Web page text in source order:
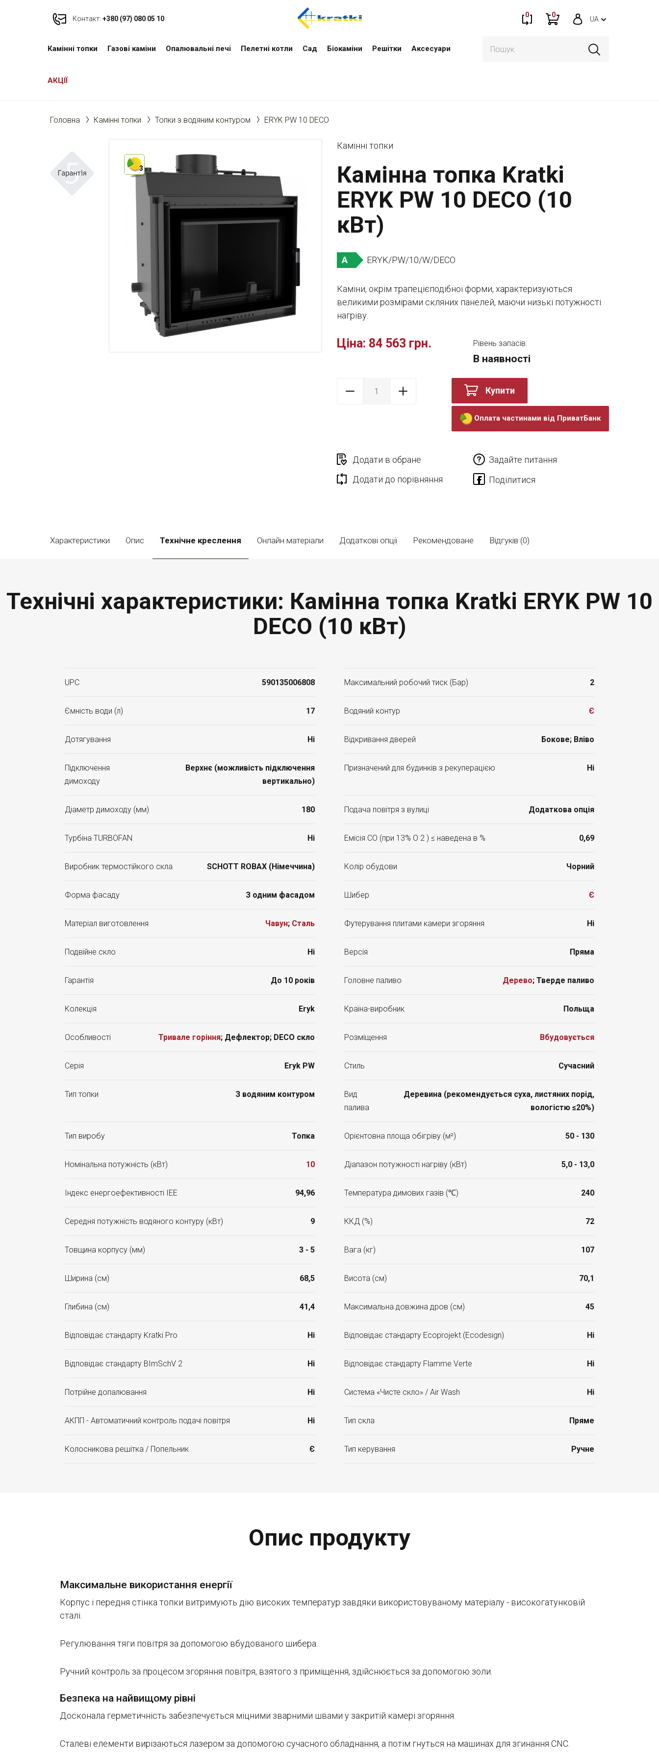
Контакт: +380 (97) 080 05 10 0 0
UA
Камінні топки Газові каміни Опалювальні печі Пелетні котли Cад Біокаміни Решітки Аксесуари
АКЦІЇ
Головна Камінні топки Топки з водяним контуром ERYK PW 10 DECO
3
Камінні топки
Камінна топка Kratki
ERYK PW 10 DECO (10
кВт)
A ERYK/PW/10/W/DECO
Каміни, окрім трапецієподібної форми, характеризуються
великими розмірами скляних панелей, маючи низькі потужності
нагріву.
Ціна: 84 563 грн. Рівень запасів:
В наявності
Купити
Оплата частинами від ПриватБанк
Додати в обране
Задайте питання
Додати до порівняння
Характеристики Опис Технічне креслення Онлайн матеріали Додаткові опції Рекомендоване Відгуків (0)
Технічні характеристики: Камінна топка Kratki ERYK PW 10
DECO (10 кВт)
UPC 590135006808 Максимальний робочий тиск (Бар) 2
Ємність води (л) 17 Водяний контур Є
Дотягування Ні Відкривання дверей Бокове; Вліво
Підключення
димоходу
Верхнє (можливість підключення
вертикально)
Призначений для будинків з рекуперацією Ні
Діаметр димоходу (мм) 180 Подача повітря з вулиці Додаткова опція
Турбіна TURBOFAN Ні Емісія CO (при 13% O 2 ) ≤ наведена в % 0,69
Виробник термостійкого скла SCHOTT ROBAX (Німеччина) Колір обудови Чорний
Форма фасаду З одним фасадом Шибер Є
Матеріал виготовлення Чавун; Сталь Футерування плитами камери згоряння Ні
Подвійне скло Ні Версія Пряма
Гарантія До 10 років Головне паливо Дерево; Тверде паливо
Колекція Eryk Країна-виробник Польща
Особливості Тривале горіння; Дефлектор; DECO скло Розміщення Вбудовується
Серія Eryk PW Стиль Сучасний
Тип топки З водяним контуром
Вид
палива
Деревина (рекомендується суха, листяних порід,
вологістю ≤20%)
Тип виробу Топка Орієнтовна площа обігріву (м²) 50 - 130
Номінальна потужність (кВт) 10 Діапазон потужності нагріву (кВт) 5,0 - 13,0
Індекс енергоефективності ІЕЕ 94,96 Температура димових газів (℃) 240
Середня потужність водяного контуру (кВт) 9 ККД (%) 72
Товщина корпусу (мм) 3 - 5 Вага (кг) 107
Ширина (см) 68,5 Висота (см) 70,1
Глибина (см) 41,4 Максимальна довжина дров (см) 45
Відповідає стандарту Kratki Pro Ні Відповідає стандарту Ecoprojekt (Ecodesign) Ні
Відповідає стандарту BImSchV 2 Ні Відповідає стандарту Flamme Verte Ні
Потрійне допалювання Ні Система «Чисте скло» / Air Wash Ні
АКПП - Автоматичний контроль подачі повітря Ні Тип скла Пряме
Колосникова решітка / Попельник Є Тип керування Ручне
Опис продукту
Максимальне використання енергії
Корпус і передня стінка топки витримують дію високих температур завдяки використовуваному матеріалу - високогатунковій
сталі.
Регулювання тяги повітря за допомогою вбудованого шибера.
Ручний контроль за процесом згоряння повітря, взятого з приміщення, здійснюється за допомогою золи.
Безпека на найвищому рівні
Досконала герметичність забезпечується міцними зварними швами у закритій камері згоряння.
Сталеві елементи вирізаються лазером за допомогою сучасного обладнання, а потім гнуться на машинах для згинання CNC.